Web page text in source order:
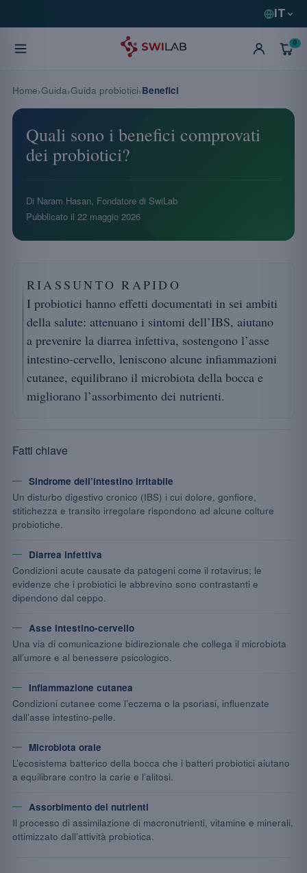
IT
0
Quali sono i benefici comprovati
dei probiotici?
Di Naram Hasan, Fondatore di SwiLab
Pubblicato il 22 maggio 2026
RIASSUNTO RAPIDO
I probiotici hanno effetti documentati in sei ambiti
della salute: attenuano i sintomi dell’IBS, aiutano
a prevenire la diarrea infettiva, sostengono l’asse
intestino-cervello, leniscono alcune infiammazioni
cutanee, equilibrano il microbiota della bocca e
migliorano l’assorbimento dei nutrienti.
Fatti chiave
Sindrome dell’intestino irritabile
Un disturbo digestivo cronico (IBS) i cui dolore, gonfiore,
stitichezza e transito irregolare rispondono ad alcune colture
probiotiche.
Diarrea infettiva
Condizioni acute causate da patogeni come il rotavirus; le
evidenze che i probiotici le abbrevino sono contrastanti e
dipendono dal ceppo.
Asse intestino-cervello
Una via di comunicazione bidirezionale che collega il microbiota
all’umore e al benessere psicologico.
Infiammazione cutanea
Condizioni cutanee come l’eczema o la psoriasi, influenzate
dall’asse intestino-pelle.
Microbiota orale
L’ecosistema batterico della bocca che i batteri probiotici aiutano
a equilibrare contro la carie e l’alitosi.
Assorbimento dei nutrienti
Il processo di assimilazione di macronutrienti, vitamine e minerali,
ottimizzato dall’attività probiotica.
Home Guida Guida probiotici Benefici